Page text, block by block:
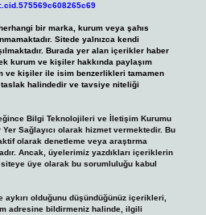
bir marka, kurum veya şahıs
Sitede yalnızca kendi
Burada yer alan içerikler haber
kurum ve kişiler hakkında paylaşım
ve kişiler ile isim benzerlikleri tamamen
halindedir ve tavsiye niteliği
Bilgi Teknolojileri ve İletişim Kurumu
Yer Sağlayıcı olarak hizmet vermektedir. Bu
olarak denetleme veya araştırma
Ancak, üyelerimiz yazdıkları içeriklerin
üye olarak bu sorumluluğu kabul
aykırı olduğunu düşündüğünüz içerikleri,
adresine bildirmeniz halinde, ilgili